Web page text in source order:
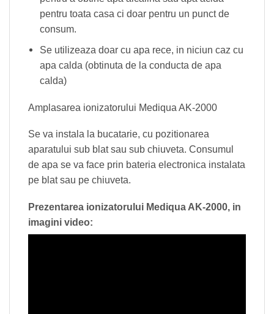
pentru toata casa ci doar pentru un punct de
consum.
Se utilizeaza doar cu apa rece, in niciun caz cu
apa calda (obtinuta de la conducta de apa
calda)
Amplasarea ionizatorului Mediqua AK-2000
Se va instala la bucatarie, cu pozitionarea
aparatului sub blat sau sub chiuveta. Consumul
de apa se va face prin bateria electronica instalata
pe blat sau pe chiuveta.
Prezentarea ionizatorului Mediqua AK-2000, in
imagini video: